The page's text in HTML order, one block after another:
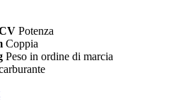
Potenza
Coppia
Peso in ordine di marcia